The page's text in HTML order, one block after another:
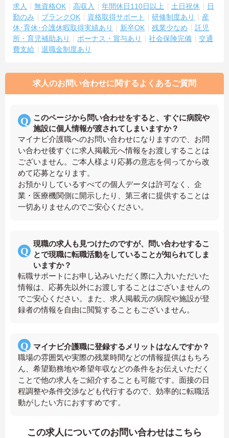
求人
無資格OK 高収入 年間休日110日以上 土日祝休
日
勤のみ
ブランクOK 資格取得サポート 研修制度あり
産
休･育休･介護休暇取得実績あり
新卒OK 残業少なめ
託児
所・育児補助あり
ボーナス・賞与あり 社会保険完備
交通
費支給
退職金制度あり
求人のお問い合わせに関するよくあるご質問
このページから問い合わせをすると、すぐに病院や
施設に個人情報が渡されてしまいますか？
マイナビ介護職へのお問い合わせになりますので、お問
い合わせ後すぐに求人掲載元へ情報をお渡しすることは
ございません。ご本人様より応募の意志を伺ってから改
めて応募となります。
お預かりしているすべての個人データは許可なく、企
業・医療機関側に開示したり、第三者に提供することは
一切ありませんのでご安心ください。
現職の求人も見つけたのですが、問い合わせするこ
とで現職に転職活動をしていることが知られてしま
いますか？
転職サポートにお申し込みいただく際に入力いただいた
情報は、応募先以外にお渡しすることはございませんの
でご安心ください。また、求人掲載元の病院や施設が登
録者の情報を自由に閲覧することもございません。
マイナビ介護職に登録するメリットはなんですか？
職場の雰囲気や実際の残業時間などの情報提供はもちろ
ん、希望勤務地や希望年収などの条件をお伝えいただく
ことで他の求人をご紹介することも可能です。面接の日
程調整や条件交渉なども代行するので、効率的に転職活
動がしたい方におすすめです。
この求人についてのお問い合わせはこちら